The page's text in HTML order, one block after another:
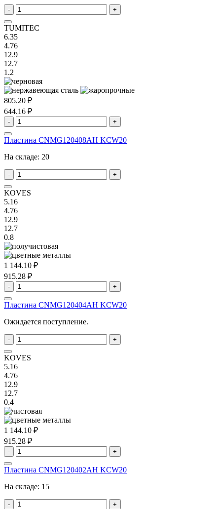
- +
TUMITEC
6.35
4.76
12.9
12.7
1.2
805.20 ₽
644.16 ₽
- +
Пластина CNMG120408AH KCW20
На складе: 20
- +
KOVES
5.16
4.76
12.9
12.7
0.8
1 144.10 ₽
915.28 ₽
- +
Пластина CNMG120404AH KCW20
Ожидается поступление.
- +
KOVES
5.16
4.76
12.9
12.7
0.4
1 144.10 ₽
915.28 ₽
- +
Пластина CNMG120402AH KCW20
На складе: 15
- +